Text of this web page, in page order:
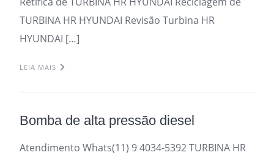
TURBINA HR HYUNDAI Revisão Turbina HR
HYUNDAI […]
LEIA MAIS
Bomba de alta pressão diesel
Atendimento Whats(11) 9 4034-5392 TURBINA HR